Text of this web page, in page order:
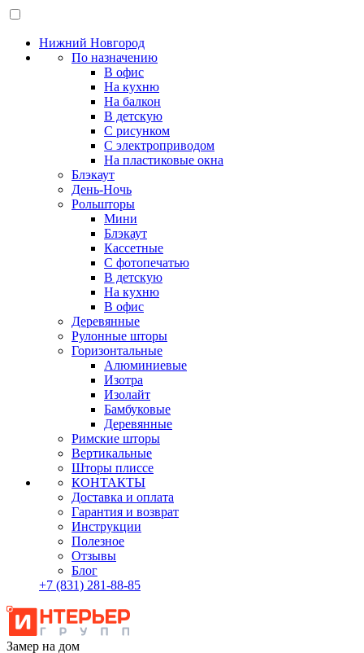
Нижний Новгород
По назначению
В офис
На кухню
На балкон
В детскую
С рисунком
С электроприводом
На пластиковые окна
Блэкаут
День-Ночь
Рольшторы
Мини
Блэкаут
Кассетные
С фотопечатью
В детскую
На кухню
В офис
Деревянные
Рулонные шторы
Горизонтальные
Алюминиевые
Изотра
Изолайт
Бамбуковые
Деревянные
Римские шторы
Вертикальные
Шторы плиссе
КОНТАКТЫ
Доставка и оплата
Гарантия и возврат
Инструкции
Полезное
Отзывы
Блог
+7 (831) 281-88-85
Замер на дом